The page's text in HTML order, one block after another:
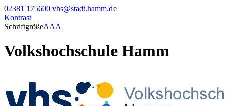
02381 175600 vhs@stadt.hamm.de
Kontrast
SchriftgrößeAAA
Volkshochschule Hamm